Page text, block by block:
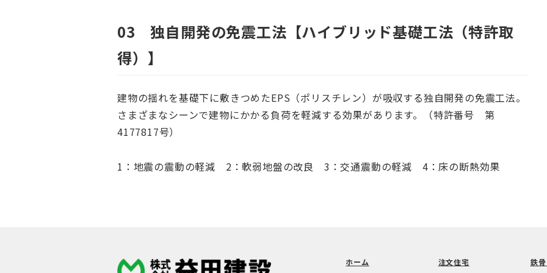
03 独自開発の免震工法【ハイブリッド基礎工法（特許取
得）】
建物の揺れを基礎下に敷きつめたEPS（ポリスチレン）が吸収する独自開発の免震工法。
さまざまなシーンで建物にかかる負荷を軽減する効果があります。（特許番号 第
4177817号）
1：地震の震動の軽減 2：軟弱地盤の改良 3：交通震動の軽減 4：床の断熱効果
ホーム
注文住宅
鉄